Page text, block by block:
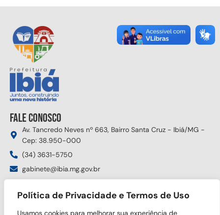
Política de Privacidade e Termos de Uso
Usamos cookies para melhorar sua experiência de
Fale conosco
Av. Tancredo Neves nº 663, Bairro Santa Cruz - Ibiá/MG -
Cep: 38.950-000
(34) 3631-5750
gabinete@ibia.mg.gov.br